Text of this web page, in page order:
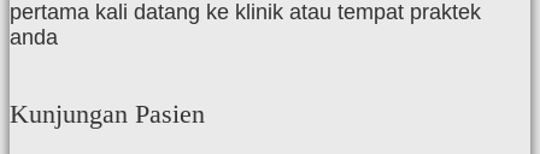
pertama kali datang ke klinik atau tempat praktek
anda
Kunjungan Pasien